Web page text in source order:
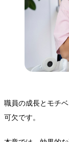
職員の成長とモチ
可欠です。